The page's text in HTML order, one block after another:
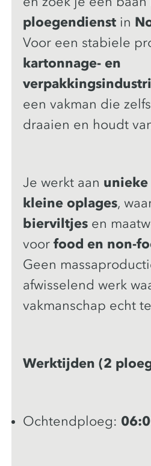
ploegendienst in
Voor een stabiele
kartonnage- en
een vakman die
draaien en houdt
Je werkt aan
kleine oplages,
bierviltjes en
voorfood en non-
Geen
afwisselend werk
vakmanschap echt
Werktijden (2
Ochtendploeg: